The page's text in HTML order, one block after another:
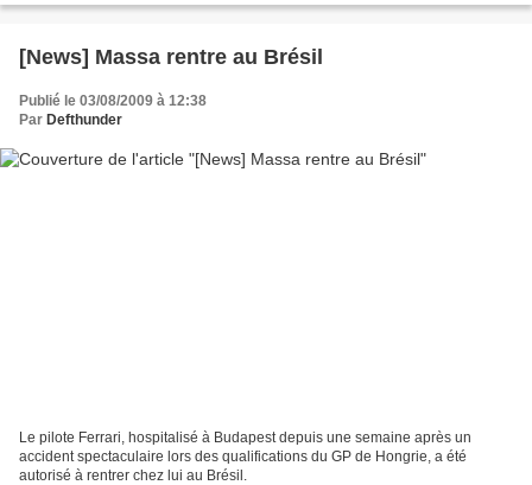
[News] Massa rentre au Brésil
Publié le 03/08/2009 à 12:38
Par Defthunder
Le pilote Ferrari, hospitalisé à Budapest depuis une semaine après un
accident spectaculaire lors des qualifications du GP de Hongrie, a été
autorisé à rentrer chez lui au Brésil.